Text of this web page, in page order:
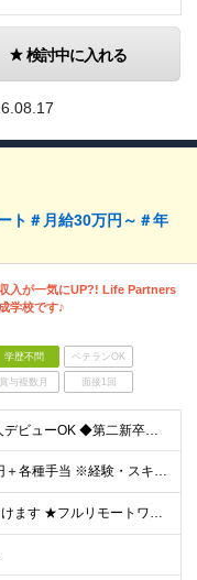
検討中に入れる
ト＃月給30万円～＃年
入が一気にUP?! Life Partners
学校です♪
学歴不問 ベテランOK
賞与複数月 面接1回
◆未経験歓迎 ◆社会人デビューOK ◆第二新卒も歓迎 ◆学歴不問 ………………‥・*.+ 応募時に特別なスキルや経験は必要ありません。 正社員経験がない方も歓迎します！ +.*・‥……………… L
★月給30万円～40万円＋各種手当 ※経験・スキルを考慮して金額を決定します ※上記月給は固定残業代（20時間分／3万2000円～）を含む ※超過分は別途支給します ★試用期間：7ヶ月間あり（待遇に
★全国どこからでも働けます ★フルリモートワークが可能 ★希望に100％応じます！ ■所属は横浜本社となります。 神奈川県横浜市中区長者町2-6-3 テクノサイシング長者町ビル7F ※(変更の範囲)